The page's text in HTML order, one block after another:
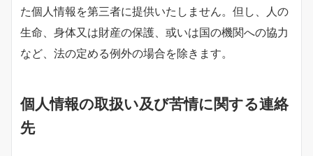
た個人情報を第三者に提供いたしません。但し、人の
生命、身体又は財産の保護、或いは国の機関への協力
など、法の定める例外の場合を除きます。
個人情報の取扱い及び苦情に関する連絡
先